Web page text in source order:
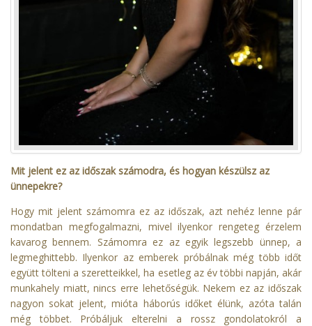
Mit jelent ez az időszak számodra, és hogyan készülsz az
ünnepekre?
Hogy mit jelent számomra ez az időszak, azt nehéz lenne pár
mondatban megfogalmazni, mivel ilyenkor rengeteg érzelem
kavarog bennem. Számomra ez az egyik legszebb ünnep, a
legmeghittebb. Ilyenkor az emberek próbálnak még több időt
együtt tölteni a szeretteikkel, ha esetleg az év többi napján, akár
munkahely miatt, nincs erre lehetőségük. Nekem ez az időszak
nagyon sokat jelent, mióta háborús időket élünk, azóta talán
még többet. Próbáljuk elterelni a rossz gondolatokról a